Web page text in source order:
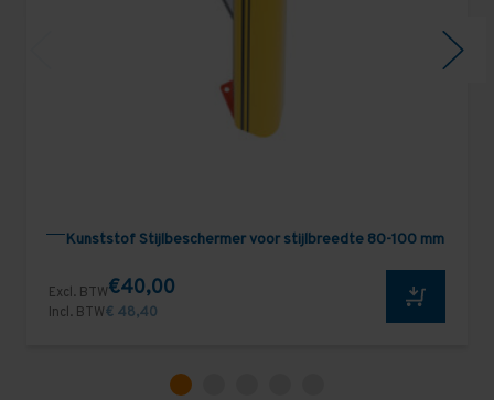
Kunststof Stijlbeschermer voor stijlbreedte 80-100 mm
Excl. BTW€40,00
Incl. BTW€ 48,40